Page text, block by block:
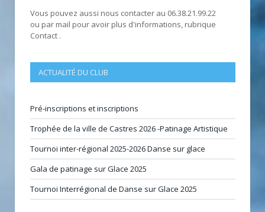
Vous pouvez aussi nous contacter au 06.38.21.99.22
ou par mail pour avoir plus d'informations, rubrique
Contact .
ACTUALITÉ DU CLUB
Pré-inscriptions et inscriptions
Trophée de la ville de Castres 2026 -Patinage Artistique
Tournoi inter-régional 2025-2026 Danse sur glace
Gala de patinage sur Glace 2025
Tournoi Interrégional de Danse sur Glace 2025